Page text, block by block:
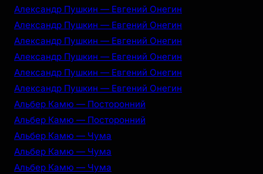
Александр Пушкин — Евгений Онегин
Александр Пушкин — Евгений Онегин
Александр Пушкин — Евгений Онегин
Александр Пушкин — Евгений Онегин
Александр Пушкин — Евгений Онегин
Александр Пушкин — Евгений Онегин
Альбер Камю — Посторонний
Альбер Камю — Посторонний
Альбер Камю — Чума
Альбер Камю — Чума
Альбер Камю — Чума